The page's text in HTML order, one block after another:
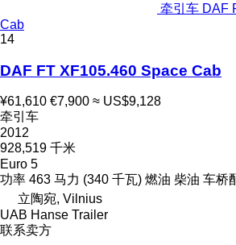
牵引车 DAF
Cab
14
DAF FT XF105.460 Space Cab
¥61,610 €7,900 ≈ US$9,128
牵引车
2012
928,519 千米
Euro 5
功率 463 马力 (340 千瓦) 燃油 柴油 车桥
立陶宛, Vilnius
UAB Hanse Trailer
联系卖方